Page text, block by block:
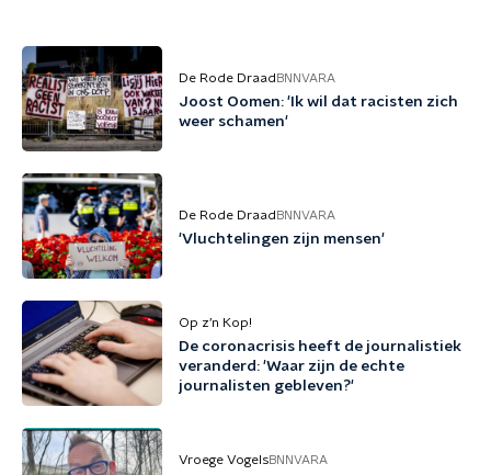
De Rode Draad BNNVARA
Joost Oomen: 'Ik wil dat racisten zich
weer schamen'
De Rode Draad BNNVARA
'Vluchtelingen zijn mensen'
Op z’n Kop!
De coronacrisis heeft de journalistiek
veranderd: 'Waar zijn de echte
journalisten gebleven?'
Vroege VogelsBNNVARA